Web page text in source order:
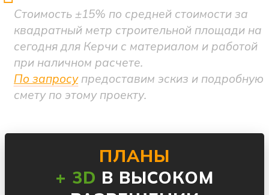
Стоимость ±15% по средней стоимости за
квадратный метр строительной площади на
сегодня для Керчи с материалом и работой
при наличном расчете.
По запросупредоставим эскиз и подробную
смету по этому проекту.
ПЛАНЫ
+ 3D В ВЫСОКОМ